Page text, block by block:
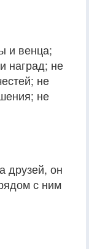
и венца;
наград; не
не
не
друзей, он
с ним